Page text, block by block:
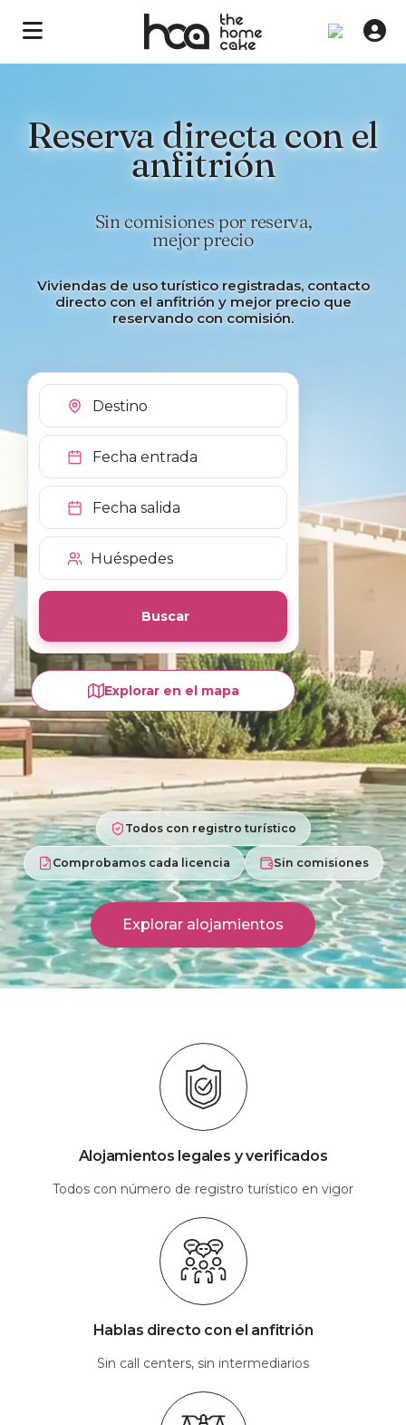
Reserva directa con el
anfitrión
Sin comisiones por reserva,
mejor precio
Viviendas de uso turístico registradas, contacto
directo con el anfitrión y mejor precio que
reservando con comisión.
Huéspedes
Buscar
Explorar en el mapa
Todos con registro turístico
Comprobamos cada licencia Sin comisiones
Explorar alojamientos
Alojamientos legales y verificados
Todos con número de registro turístico en vigor
Hablas directo con el anfitrión
Sin call centers, sin intermediarios